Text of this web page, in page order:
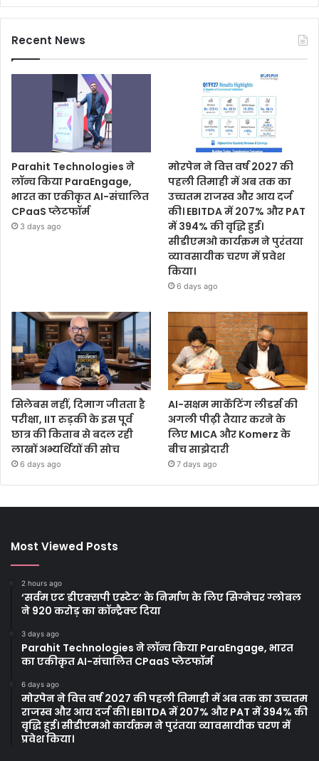
Recent News
Parahit Technologies ने
लॉन्च किया ParaEngage,
भारत का एकीकृत AI-संचालित
CPaaS प्लेटफॉर्म
3 days ago
मोरपेन ने वित्त वर्ष 2027 की
पहली तिमाही में अब तक का
उच्चतम राजस्व और आय दर्ज
की। EBITDA में 207% और PAT
में 394% की वृद्धि हुई।
सीडीएमओ कार्यक्रम ने पुरंतया
व्यावसायीक चरण में प्रवेश
किया।
6 days ago
सिलेबस नहीं, दिमाग जीतता है
परीक्षा, IIT रुड़की के इस पूर्व
छात्र की किताब से बदल रही
लाखों अभ्यर्थियों की सोच
6 days ago
AI-सक्षम मार्केटिंग लीडर्स की
अगली पीढ़ी तैयार करने के
लिए MICA और Komerz के
बीच साझेदारी
7 days ago
Most Viewed Posts
2 hours ago
‘सर्वम एट डीएक्सपी एस्टेट’ के निर्माण के लिए सिग्नेचर ग्लोबल
ने 920 करोड़ का कॉन्ट्रैक्ट दिया
3 days ago
Parahit Technologies ने लॉन्च किया ParaEngage, भारत
का एकीकृत AI-संचालित CPaaS प्लेटफॉर्म
6 days ago
मोरपेन ने वित्त वर्ष 2027 की पहली तिमाही में अब तक का उच्चतम
राजस्व और आय दर्ज की। EBITDA में 207% और PAT में 394% की
वृद्धि हुई। सीडीएमओ कार्यक्रम ने पुरंतया व्यावसायीक चरण में
प्रवेश किया।